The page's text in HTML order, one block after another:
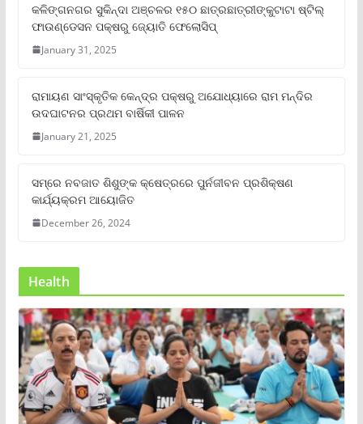
କଳିଙ୍ଗନଗର ସୁକିନ୍ଦା ଅଞ୍ଚଳର ୧୫୦ ଛାତ୍ରଛାତ୍ରୀଙ୍କୁଟାଟା ଷ୍ଟିଲ୍
ଫାଉଣ୍ଡେସନ ପକ୍ଷରୁ ଜ୍ୟୋତି ଫେଲୋସିପ୍‌
January 31, 2025
ରାମାୟଣ ସାଂସ୍କୃତିକ କେନ୍ଦ୍ର ପକ୍ଷରୁ ଅଯୋଧ୍ୟାରେ ରାମ ମନ୍ଦିର
ଉଦଘାଟନର ପ୍ରଥମ ବାର୍ଷିକୀ ପାଳନ
January 21, 2025
ସମ୍‌ରେ ନବଜାତ ଶିଶୁଙ୍କ କ୍ଷେତ୍ରରେ ପୁର୍ନଜୀବନ ପ୍ରଶିକ୍ଷଣ
କାର୍ଯ୍ୟକ୍ରମ ଆୟୋଜିତ
December 26, 2024
Health